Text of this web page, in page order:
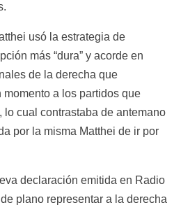
usó la estrategia de
más “dura” y acorde en
de la derecha que
a los partidos que
lo cual contrastaba de antemano
por la misma Matthei de ir por
declaración emitida en Radio
plano representar a la derecha